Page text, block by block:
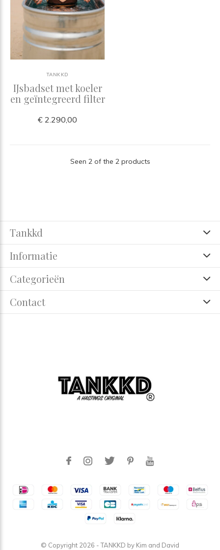
TANKKD
IJsbadset met koeler
en geïntegreerd filter
€ 2.290,00
Seen 2 of the 2 products
Tankkd
Informatie
Categorieën
Contact
© Copyright 2026 - TANKKD by Kim and David